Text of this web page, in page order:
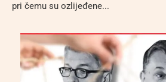
pri čemu su ozlijeđene...